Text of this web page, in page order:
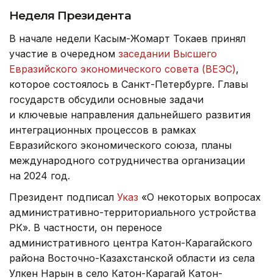
Неделя Президента
В начале недели Касым-Жомарт Токаев принял
участие в очередном заседании Высшего
Евразийского экономического совета (ВЕЭС),
которое состоялось в Санкт-Петербурге. Главы
государств обсудили основные задачи
и ключевые направления дальнейшего развития
интеграционных процессов в рамках
Евразийского экономического союза, планы
международного сотрудничества организации
на 2024 год.
Президент подписал Указ «О некоторых вопросах
административно-территориального устройства
РК». В частности, он переносе
административного центра Катон-Карагайского
района Восточно-Казахстанской области из села
Улкен Нарын в село Катон-Карагай Катон-